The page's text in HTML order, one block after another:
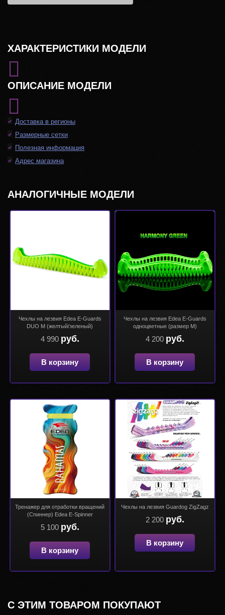
ХАРАКТЕРИСТИКИ МОДЕЛИ
ОПИСАНИЕ МОДЕЛИ
Доставка в регионы
Размерные сетки
Полезная информация
Адрес магазина
АНАЛОГИЧНЫЕ МОДЕЛИ
Чехлы на лезвия Edea E-Guards
DUO M (желтый/зеленый)
4 990 руб.
В корзину
Чехлы на лезвия Edea E-Guards
одноцветные (размер М)
4 200 руб.
В корзину
Тренажер для отработки вращений
(Спиннер) Edea E-Spinner
5 100 руб.
В корзину
Чехлы на лезвия Guardog ZigZagz
2 200 руб.
В корзину
С ЭТИМ ТОВАРОМ ПОКУПАЮТ